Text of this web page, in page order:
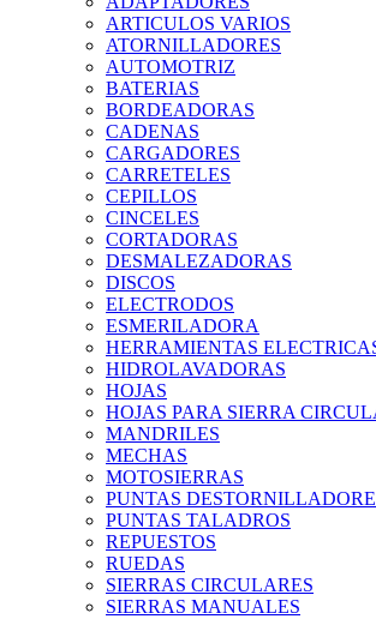
ARTICULOS VARIOS
ATORNILLADORES
AUTOMOTRIZ
BATERIAS
BORDEADORAS
CADENAS
CARGADORES
CARRETELES
CEPILLOS
CINCELES
CORTADORAS
DESMALEZADORAS
DISCOS
ELECTRODOS
ESMERILADORA
HERRAMIENTAS
HIDROLAVADORAS
HOJAS
HOJAS PARA SIERRA
MANDRILES
MECHAS
MOTOSIERRAS
PUNTAS
PUNTAS TALADROS
REPUESTOS
RUEDAS
SIERRAS CIRCULARES
SIERRAS MANUALES